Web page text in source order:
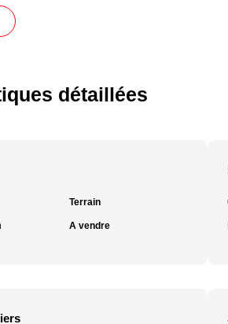
détaillées
Terrain
A vendre